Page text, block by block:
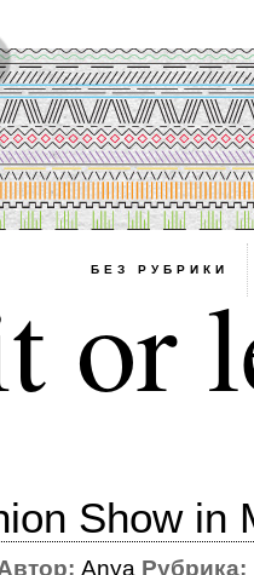
БЕЗ РУБРИКИ
or
Show in
Anya Рубрика: